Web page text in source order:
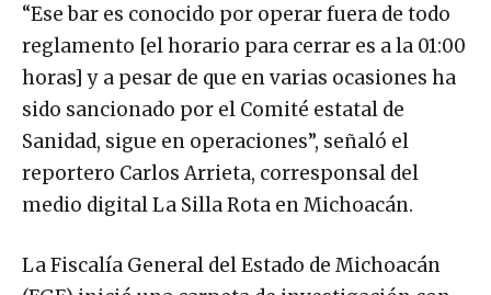
“Ese bar es conocido por operar fuera de todo
reglamento [el horario para cerrar es a la 01:00
horas] y a pesar de que en varias ocasiones ha
sido sancionado por el Comité estatal de
Sanidad, sigue en operaciones”, señaló el
reportero Carlos Arrieta, corresponsal del
medio digital La Silla Rota en Michoacán.
La Fiscalía General del Estado de Michoacán